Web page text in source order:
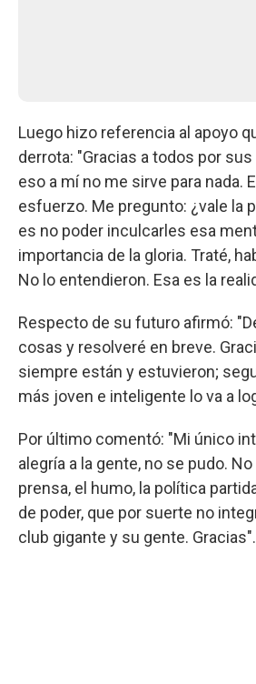
Luego hizo referencia al apoyo
derrota: "Gracias a todos por
eso a mí no me sirve para nada.
esfuerzo. Me pregunto: ¿vale la
es no poder inculcarles esa
importancia de la gloria. Traté,
No lo entendieron. Esa es la
Respecto de su futuro afirmó:
cosas y resolveré en breve.
siempre están y estuvieron;
más joven e inteligente lo va a
Por último comentó: "Mi único
alegría a la gente, no se pudo.
prensa, el humo, la política
de poder, que por suerte no
club gigante y su gente. Gracias".